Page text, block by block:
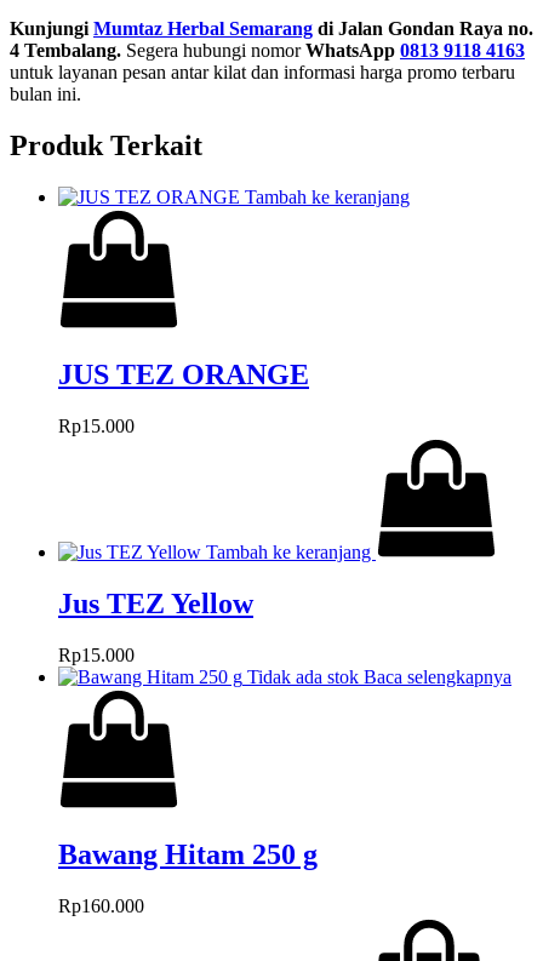
KunjungiMumtaz Herbal Semarang di Jalan Gondan Raya no.
4 Tembalang. Segera hubungi nomorWhatsApp 0813 9118 4163
untuk layanan pesan antar kilat dan informasi harga promo terbaru
bulan ini.
Produk Terkait
Tambah ke keranjang
JUS TEZ ORANGE
Rp15.000
Tambah ke keranjang
Jus TEZ Yellow
Rp15.000
Tidak ada stok Baca selengkapnya
Bawang Hitam 250 g
Rp160.000